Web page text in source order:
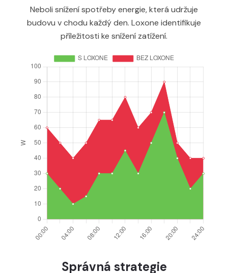
Neboli snížení spotřeby energie, která udržuje
budovu v chodu každý den. Loxone identifikuje
příležitosti ke snížení zatížení.
Správná strategie